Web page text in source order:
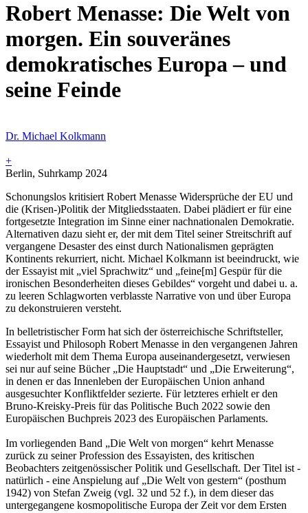
Robert Menasse: Die Welt von
morgen. Ein souveränes
demokratisches Europa – und
seine Feinde
Dr. Michael Kolkmann
+
Berlin, Suhrkamp 2024
Schonungslos kritisiert Robert Menasse Widersprüche der EU und
die (Krisen-)Politik der Mitgliedsstaaten. Dabei plädiert er für eine
fortgesetzte Integration im Sinne einer nachnationalen Demokratie.
Alternativen dazu sieht er, der mit dem Titel seiner Streitschrift auf
vergangene Desaster des einst durch Nationalismen geprägten
Kontinents rekurriert, nicht. Michael Kolkmann ist beeindruckt, wie
der Essayist mit „viel Sprachwitz“ und „feine[m] Gespür für die
ironischen Besonderheiten dieses Gebildes“ vorgeht und dabei u. a.
zu leeren Schlagworten verblasste Narrative von und über Europa
zu dekonstruieren versteht.
In belletristischer Form hat sich der österreichische Schriftsteller,
Essayist und Philosoph Robert Menasse in den vergangenen Jahren
wiederholt mit dem Thema Europa auseinandergesetzt, verwiesen
sei nur auf seine Bücher „Die Hauptstadt“ und „Die Erweiterung“,
in denen er das Innenleben der Europäischen Union anhand
ausgesuchter Konfliktfelder sezierte. Für letzteres erhielt er den
Bruno-Kreisky-Preis für das Politische Buch 2022 sowie den
Europäischen Buchpreis 2023 des Europäischen Parlaments.
Im vorliegenden Band „Die Welt von morgen“ kehrt Menasse
zurück zu seiner Profession des Essayisten, des kritischen
Beobachters zeitgenössischer Politik und Gesellschaft. Der Titel ist -
natürlich - eine Anspielung auf „Die Welt von gestern“ (posthum
1942) von Stefan Zweig (vgl. 32 und 52 f.), in dem dieser das
untergegangene kosmopolitische Europa der Zeit vor dem Ersten